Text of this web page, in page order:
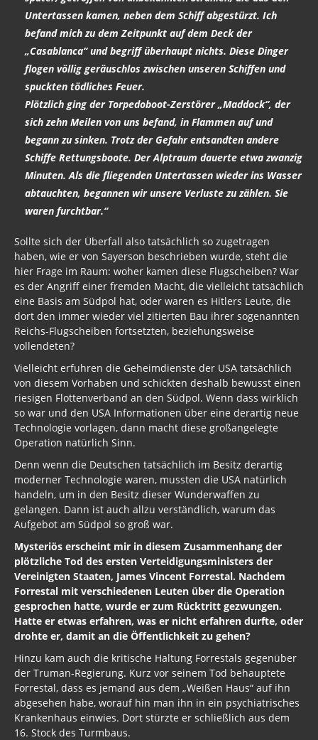
Untertassen kamen, neben dem Schiff abgestürzt. Ich
befand mich zu dem Zeitpunkt auf dem Deck der
„Casablanca“ und begriff überhaupt nichts. Diese Dinger
flogen völlig geräuschlos zwischen unseren Schiffen und
spuckten tödliches Feuer.
Plötzlich ging der Torpedoboot-Zerstörer „Maddock“, der
sich zehn Meilen von uns befand, in Flammen auf und
begann zu sinken. Trotz der Gefahr entsandten andere
Schiffe Rettungsboote. Der Alptraum dauerte etwa zwanzig
Minuten. Als die fliegenden Untertassen wieder ins Wasser
abtauchten, begannen wir unsere Verluste zu zählen. Sie
waren furchtbar.“
Sollte sich der Überfall also tatsächlich so zugetragen
haben, wie er von Sayerson beschrieben wurde, steht die
hier Frage im Raum: woher kamen diese Flugscheiben? War
es der Angriff einer fremden Macht, die vielleicht tatsächlich
eine Basis am Südpol hat, oder waren es Hitlers Leute, die
dort den immer wieder viel zitierten Bau ihrer sogenannten
Reichs-Flugscheiben fortsetzten, beziehungsweise
vollendeten?
Vielleicht erfuhren die Geheimdienste der USA tatsächlich
von diesem Vorhaben und schickten deshalb bewusst einen
riesigen Flottenverband an den Südpol. Wenn dass wirklich
so war und den USA Informationen über eine derartig neue
Technologie vorlagen, dann macht diese großangelegte
Operation natürlich Sinn.
Denn wenn die Deutschen tatsächlich im Besitz derartig
moderner Technologie waren, mussten die USA natürlich
handeln, um in den Besitz dieser Wunderwaffen zu
gelangen. Dann ist auch allzu verständlich, warum das
Aufgebot am Südpol so groß war.
Mysteriös erscheint mir in diesem Zusammenhang der
plötzliche Tod des ersten Verteidigungsministers der
Vereinigten Staaten, James Vincent Forrestal. Nachdem
Forrestal mit verschiedenen Leuten über die Operation
gesprochen hatte, wurde er zum Rücktritt gezwungen.
Hatte er etwas erfahren, was er nicht erfahren durfte, oder
drohte er, damit an die Öffentlichkeit zu gehen?
Hinzu kam auch die kritische Haltung Forrestals gegenüber
der Truman-Regierung. Kurz vor seinem Tod behauptete
Forrestal, dass es jemand aus dem „Weißen Haus“ auf ihn
abgesehen habe, worauf hin man ihn in ein psychiatrisches
Krankenhaus einwies. Dort stürzte er schließlich aus dem
16. Stock des Turmbaus.